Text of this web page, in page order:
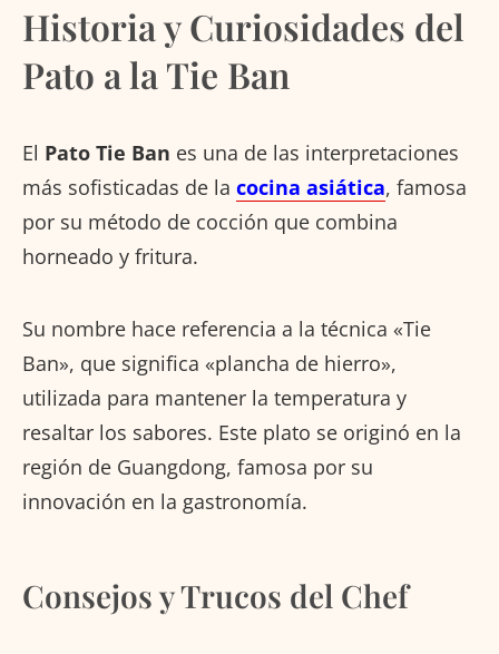
Historia y Curiosidades del
Pato a la Tie Ban
El Pato Tie Ban es una de las interpretaciones
más sofisticadas de la cocina asiática, famosa
por su método de cocción que combina
horneado y fritura.
Su nombre hace referencia a la técnica «Tie
Ban», que significa «plancha de hierro»,
utilizada para mantener la temperatura y
resaltar los sabores. Este plato se originó en la
región de Guangdong, famosa por su
innovación en la gastronomía.
Consejos y Trucos del Chef